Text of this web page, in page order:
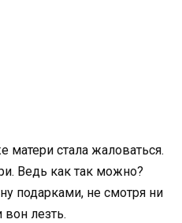
стала жаловаться.
Ведь как так можно?
подарками, не смотря ни
лезть.